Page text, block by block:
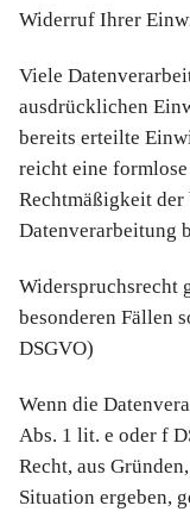
Widerruf Ihrer
Viele
ausdrücklichen
bereits erteilte
reicht eine
Rechtmäßigkeit
Datenverarbeitung
Widerspruchsrecht
besonderen Fällen
DSGVO)
Wenn die
Abs. 1 lit. e oder f
Recht, aus
Situation ergeben,